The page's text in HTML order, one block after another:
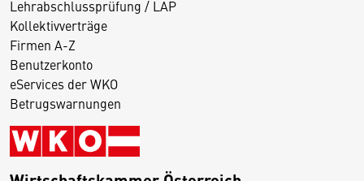
Lehrabschlussprüfung / LAP
Kollektivverträge
Firmen A-Z
Benutzerkonto
eServices der WKO
Betrugswarnungen